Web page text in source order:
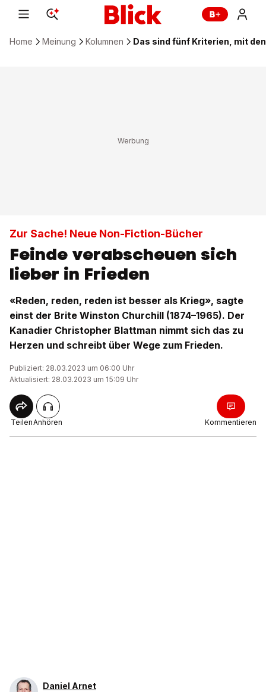
Home Meinung Kolumnen Das sind fünf Kriterien, mit
Zur Sache! Neue Non-Fiction-Bücher
Feinde verabscheuen sich
lieber in Frieden
«Reden, reden, reden ist besser als Krieg», sagte
einst der Brite Winston Churchill (1874–1965). Der
Kanadier Christopher Blattman nimmt sich das zu
Herzen und schreibt über Wege zum Frieden.
Publiziert: 28.03.2023 um 06:00 Uhr
Aktualisiert: 28.03.2023 um 15:09 Uhr
TeilenAnhören Kommentieren
Daniel Arnet